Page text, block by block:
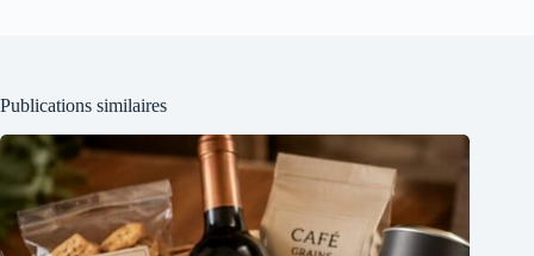
Publications similaires